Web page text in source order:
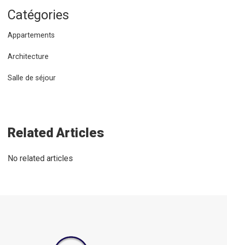
Catégories
Appartements
Architecture
Salle de séjour
Related Articles
No related articles